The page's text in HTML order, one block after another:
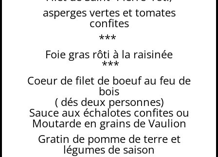
asperges vertes et tomates
confites
***
Foie gras rôti à la raisinée
***
Coeur de filet de boeuf au feu de
bois
( dés deux personnes)
Sauce aux échalotes confites ou
Moutarde en grains de Vaulion
Gratin de pomme de terre et
légumes de saison